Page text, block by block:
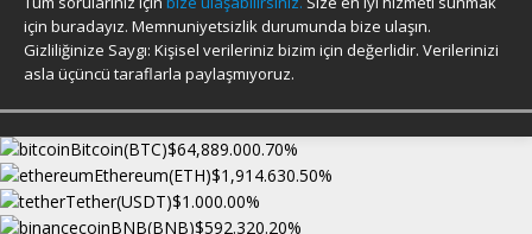
için buradayız. Memnuniyetsizlik durumunda bize ulaşın.
Gizliliğinize Saygı: Kişisel verileriniz bizim için değerlidir. Verilerinizi
asla üçüncü taraflarla paylaşmıyoruz.
Bitcoin(BTC)$64,889.000.70%
Ethereum(ETH)$1,914.630.50%
Tether(USDT)$1.000.00%
BNB(BNB)$592.320.20%